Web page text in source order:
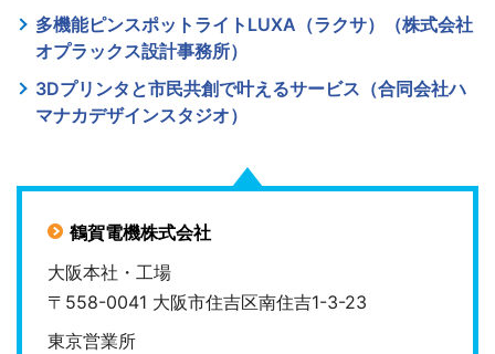
多機能ピンスポットライトLUXA（ラクサ）（株式会社
オプラックス設計事務所）
3Dプリンタと市民共創で叶えるサービス（合同会社ハ
マナカデザインスタジオ）
鶴賀電機株式会社
大阪本社・工場
〒558-0041 大阪市住吉区南住吉1-3-23
東京営業所